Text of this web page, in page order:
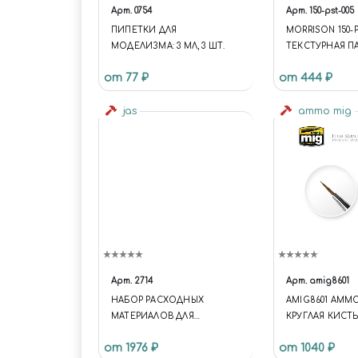
Арт. 0754
ПИПЕТКИ ДЛЯ
МОДЕЛИЗМА: 3 МЛ, 3 ШТ.
от 77 ₽
Арт. 150-pst-005
MORRISON 150-
ТЕКСТУРНАЯ
ГРУНТ" (250ГР.)
'/';
'UNIVERSE_S1';
ORY =
'/BITRIX/
SE_S1'; }); .C-
HEADER-
.WIDGET-
DESKTOP
WIDTH: 75PX; }
HEADER-
.WIDGET-
CONTAINER-
от 444 ₽
jas
Арт. 2714
НАБОР РАСХОДНЫХ
МАТЕРИАЛОВ ДЛЯ
JAS 2714
от 1976 ₽
ammo mig
Арт. amig8601
AMIG8601
КРУГЛАЯ
HIGH QUALITY
от 1040 ₽